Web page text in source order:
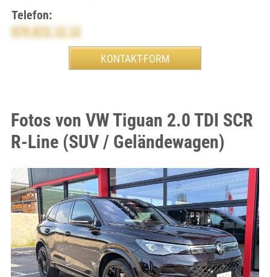
Telefon:
079 872 12 12
Fotos von VW Tiguan 2.0 TDI SCR
R-Line (SUV / Geländewagen)